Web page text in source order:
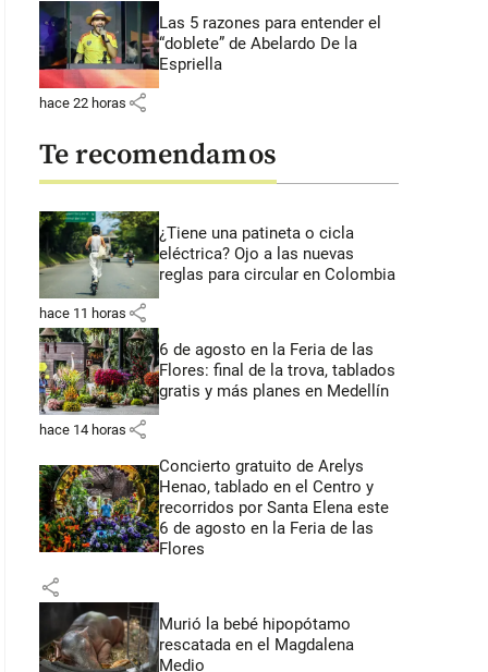
Las 5 razones para entender el
“doblete” de Abelardo De la
Espriella
hace 22 horas share
Te recomendamos
¿Tiene una patineta o cicla
eléctrica? Ojo a las nuevas
reglas para circular en Colombia
hace 11 horas share
6 de agosto en la Feria de las
Flores: final de la trova, tablados
gratis y más planes en Medellín
hace 14 horas share
Concierto gratuito de Arelys
Henao, tablado en el Centro y
recorridos por Santa Elena este
6 de agosto en la Feria de las
Flores
share
Murió la bebé hipopótamo
rescatada en el Magdalena
Medio